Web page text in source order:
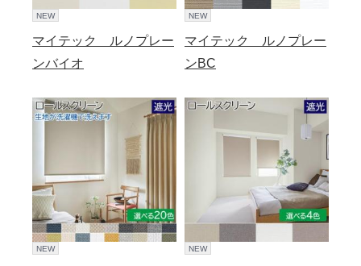
NEW
マイテック ルノプレー
ンバイオ
NEW
マイテック ルノプレー
ンBC
NEW NEW